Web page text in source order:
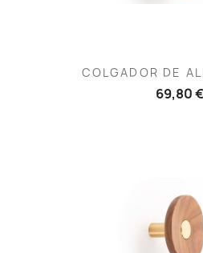
COLGADOR DE
69,80 €